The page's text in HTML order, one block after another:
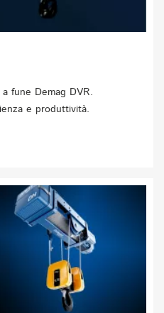
fune Demag DVR.
e produttività.